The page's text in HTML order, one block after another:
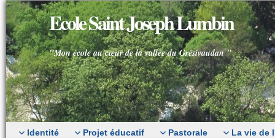
Ecole Saint Joseph Lumbin
"Mon école au cœur de la vallée du Grésivaudan "
Identité Projet éducatif Pastorale La vie de